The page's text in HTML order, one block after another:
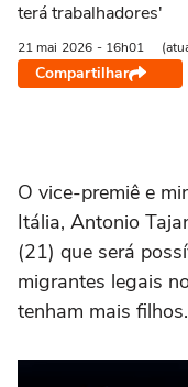
terá trabalhadores'
21 mai 2026 - 16h01
Compartilhar
O vice-premiê e
Itália, Antonio
(21) que será
migrantes legais
tenham mais filhos.